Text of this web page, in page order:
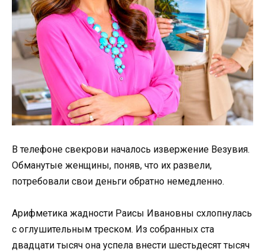
В телефоне свекрови началось извержение Везувия.
Обманутые женщины, поняв, что их развели,
потребовали свои деньги обратно немедленно.
Арифметика жадности Раисы Ивановны схлопнулась
с оглушительным треском. Из собранных ста
двадцати тысяч она успела внести шестьдесят тысяч